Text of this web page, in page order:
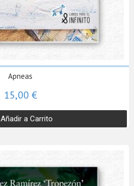
Apneas
15,00 €
Añadir a Carrito